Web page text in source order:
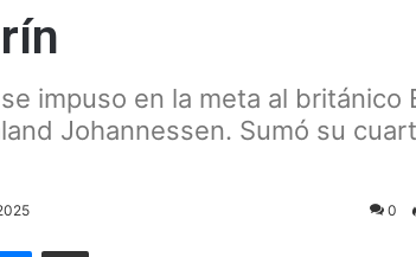
impuso en la meta al británico
Johannessen. Sumó su
0
MessengerCompartir via correo electrónico